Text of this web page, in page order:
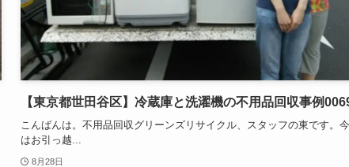
【東京都世田谷区】冷蔵庫と洗濯機の不用品回収事例
こんばんは。不用品回収グリーンズリサイクル、スタッフの東です。
はお引っ越...
8月28日